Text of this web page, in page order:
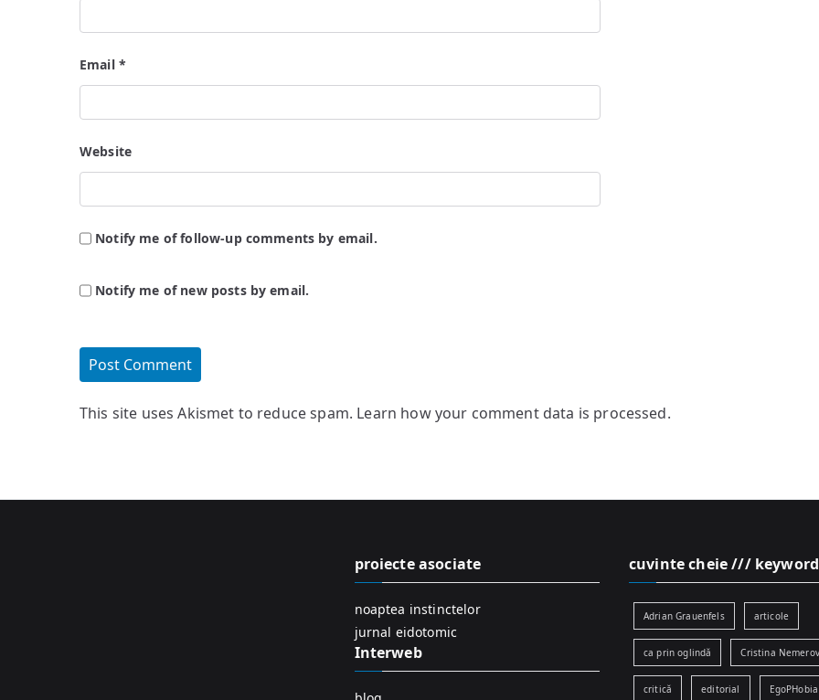
Email *
Website
Notify me of follow-up comments by email.
Notify me of new posts by email.
This site uses Akismet to reduce spam. Learn how your comment data is processed.
proiecte asociate
noaptea instinctelor
jurnal eidotomic
Interweb
cuvinte cheie ///
Adrian Grauenfels articole
ca prin oglindă Cristina
critică editorial